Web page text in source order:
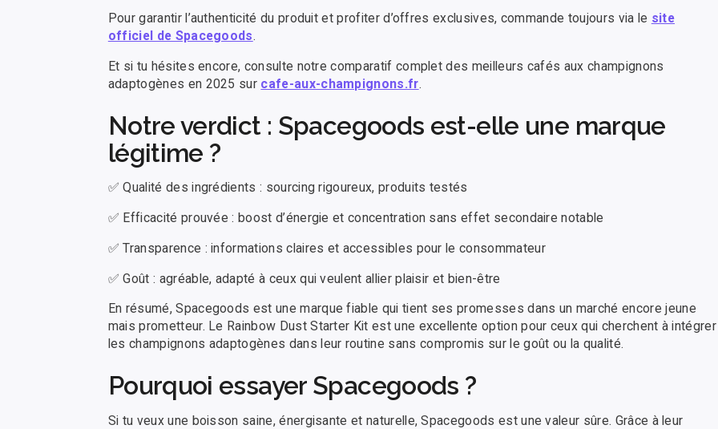
Pour garantir l’authenticité du produit et profiter d’offres exclusives, commande toujours via le site
officiel de Spacegoods.
Et si tu hésites encore, consulte notre comparatif complet des meilleurs cafés aux champignons
adaptogènes en 2025 sur cafe-aux-champignons.fr.
Notre verdict : Spacegoods est-elle une marque
légitime ?
✅ Qualité des ingrédients : sourcing rigoureux, produits testés
✅ Efficacité prouvée : boost d’énergie et concentration sans effet secondaire notable
✅ Transparence : informations claires et accessibles pour le consommateur
✅ Goût : agréable, adapté à ceux qui veulent allier plaisir et bien-être
En résumé, Spacegoods est une marque fiable qui tient ses promesses dans un marché encore jeune
mais prometteur. Le Rainbow Dust Starter Kit est une excellente option pour ceux qui cherchent à intégrer
les champignons adaptogènes dans leur routine sans compromis sur le goût ou la qualité.
Pourquoi essayer Spacegoods ?
Si tu veux une boisson saine, énergisante et naturelle, Spacegoods est une valeur sûre. Grâce à leur